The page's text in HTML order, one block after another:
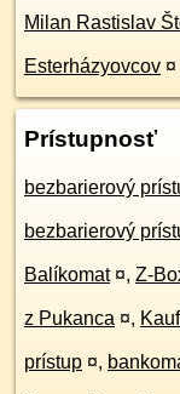
Milan Rastislav
Esterházyovcov ¤
Prístupnosť
bezbarierový
bezbarierový
Balíkomat ¤, Z-
z Pukanca ¤,
prístup ¤,